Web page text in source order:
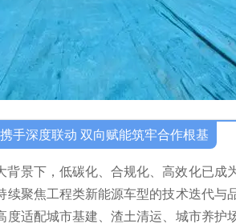
手深度联动 双向赋能筑牢合作根基
背景下，低碳化、合规化、高效化已成
续聚焦工程类新能源车型的技术迭代与
适配城市基建、渣土清运、城市养护